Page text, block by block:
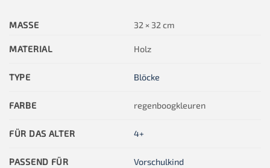
MASSE 32 × 32 cm
MATERIAL Holz
TYPE Blöcke
FARBE regenboogkleuren
FÜR DAS ALTER 4+
PASSEND FÜR Vorschulkind